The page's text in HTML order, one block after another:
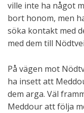
ville inte ha något
bort honom, men
söka kontakt med
med dem till
På vägen mot
ha insett att
dem arga. Väl
Meddour att följa